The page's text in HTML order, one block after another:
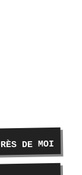
DE MOI